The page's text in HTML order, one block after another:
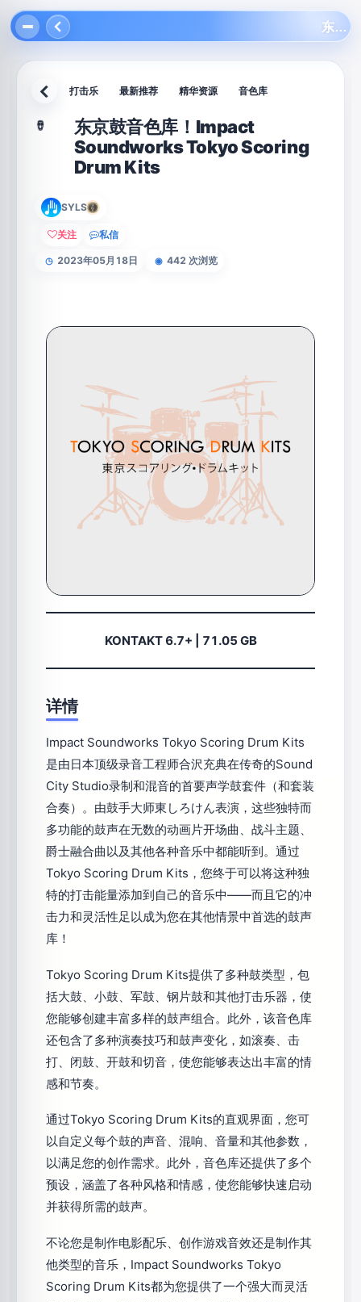
返回 打击乐 最新推荐 精华资源 音色库
🪘
东京鼓音色库！Impact
Soundworks Tokyo Scoring
Drum Kits
SYLS
关注 私信
◷ 2023年05月18日 ◉ 442 次浏览
KONTAKT 6.7+ | 71.05 GB
详情
Impact Soundworks Tokyo Scoring Drum Kits
是由日本顶级录音工程师合沢充典在传奇的Sound
City Studio录制和混音的首要声学鼓套件（和套装
合奏）。由鼓手大师東しろけん表演，这些独特而
多功能的鼓声在无数的动画片开场曲、战斗主题、
爵士融合曲以及其他各种音乐中都能听到。通过
Tokyo Scoring Drum Kits，您终于可以将这种独
特的打击能量添加到自己的音乐中——而且它的冲
击力和灵活性足以成为您在其他情景中首选的鼓声
库！
Tokyo Scoring Drum Kits提供了多种鼓类型，包
括大鼓、小鼓、军鼓、钢片鼓和其他打击乐器，使
您能够创建丰富多样的鼓声组合。此外，该音色库
还包含了多种演奏技巧和鼓声变化，如滚奏、击
打、闭鼓、开鼓和切音，使您能够表达出丰富的情
感和节奏。
通过Tokyo Scoring Drum Kits的直观界面，您可
以自定义每个鼓的声音、混响、音量和其他参数，
以满足您的创作需求。此外，音色库还提供了多个
预设，涵盖了各种风格和情感，使您能够快速启动
并获得所需的鼓声。
不论您是制作电影配乐、创作游戏音效还是制作其
他类型的音乐，Impact Soundworks Tokyo
Scoring Drum Kits都为您提供了一个强大而灵活
东京鼓音色库！Impact Soundworks Tokyo Scoring Drum Kits